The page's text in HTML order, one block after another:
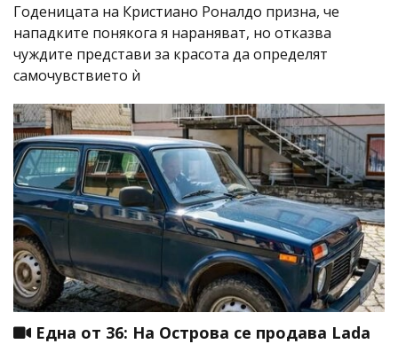
Годеницата на Кристиано Роналдо призна, че
нападките понякога я нараняват, но отказва
чуждите представи за красота да определят
самочувствието ѝ
Една от 36: На Острова се продава Lada